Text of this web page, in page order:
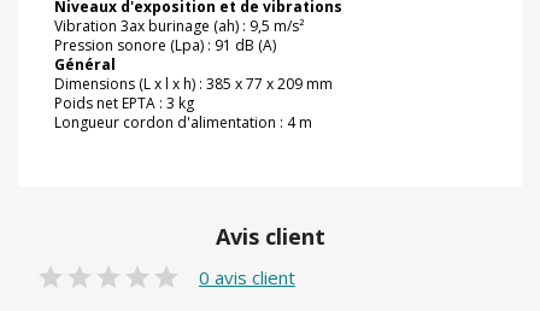
Niveaux d'exposition et de vibrations
Vibration 3ax burinage (ah) : 9,5 m/s²
Pression sonore (Lpa) : 91 dB (A)
Général
Dimensions (L x l x h) : 385 x 77 x 209 mm
Poids net EPTA : 3 kg
Longueur cordon d'alimentation : 4 m
Avis client
0 avis client